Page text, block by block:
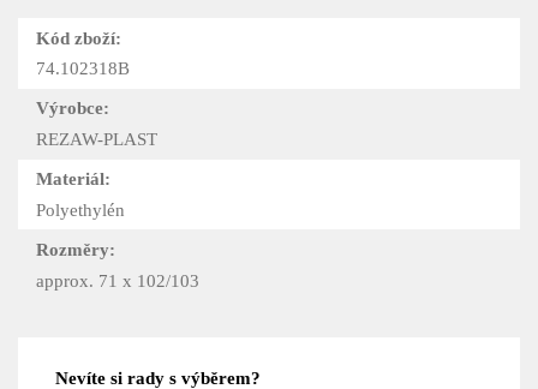
Kód zboží:
74.102318B
Výrobce:
REZAW-PLAST
Materiál:
Polyethylén
Rozměry:
approx. 71 x 102/103
Nevíte si rady s výběrem?